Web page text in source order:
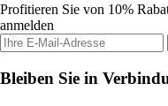
Profitieren Sie von 10%
anmelden
Bleiben Sie in